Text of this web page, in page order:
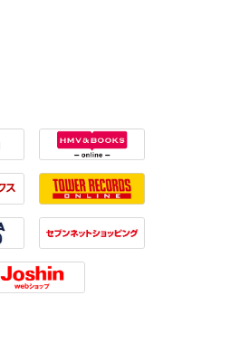
HMV
Tower Records
7net
Joshin